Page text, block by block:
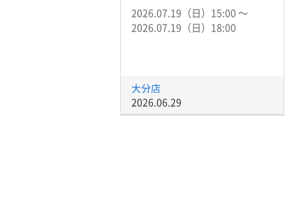
2026.07.19（日）15:00 〜
2026.07.19（日）18:00
大分店
2026.06.29